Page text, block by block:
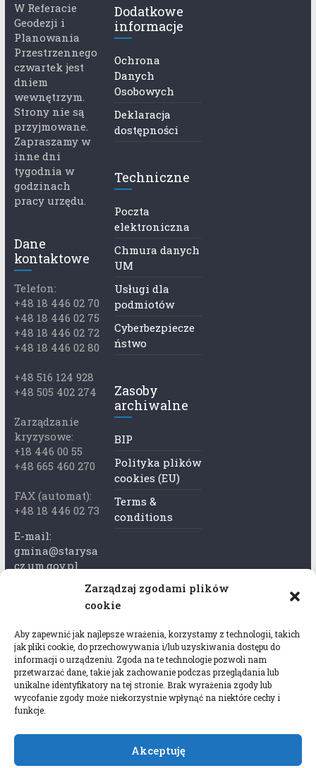
Zarządzaj zgodami plików
cookie
Aby zapewnić jak najlepsze wrażenia, korzystamy z technologii, takich
jak pliki cookie, do przechowywania i/lub uzyskiwania dostępu do
informacji o urządzeniu. Zgoda na te technologie pozwoli nam
przetwarzać dane, takie jak zachowanie podczas przeglądania lub
unikalne identyfikatory na tej stronie. Brak wyrażenia zgody lub
wycofanie zgody może niekorzystnie wpłynąć na niektóre cechy i
funkcje.
Akceptuję
W Referacie
Geodezji i
Planowania
Przestrzennego
czwartek jest
dniem
wewnętrzym.
Strony nie są
przyjmowane.
Zapraszamy w
inne dni
tygodnia w
godzinach
pracy urzędu.
Dane
kontaktowe
Telefon:
+48 18 446 02 70
+48 18 446 02 75
+48 18 446 02 72
+48 18 446 02 80
+48 516 124 928
+48 505 402 274
Zarządzanie
kryzysowe:
+18 446 00 55
+48 665 460 270
FAX (automat):
+48 18 446 02 73
E-mail:
gmina@starysa
cz.um.gov.pl
Adres skrzynki
rytka
Adres do e-
Doręczeń:
AEL-97528-
78647-USWGJ-
Dodatkowe
informacje
Ochrona
Danych
Osobowych
Deklaracja
dostępności
Techniczne
Poczta
elektroniczna
Chmura danych
UM
Usługi dla
podmiotów
Cyberbezpiecze
ństwo
Zasoby
archiwalne
BIP
Polityka plików
cookies (EU)
Terms &
conditions